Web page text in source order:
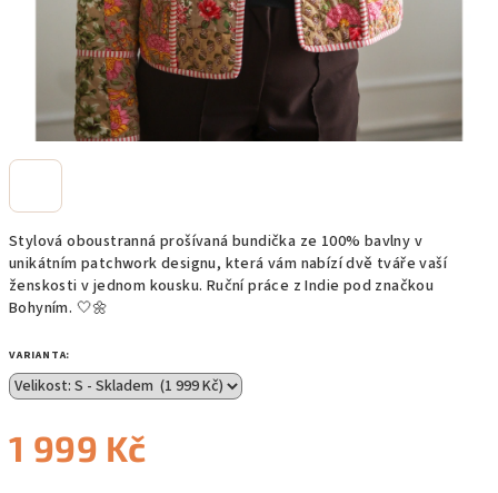
Stylová oboustranná prošívaná bundička ze 100% bavlny v
unikátním patchwork designu, která vám nabízí dvě tváře vaší
ženskosti v jednom kousku. Ruční práce z Indie pod značkou
Bohyním. 🤍🌼
VARIANTA:
1 999 Kč